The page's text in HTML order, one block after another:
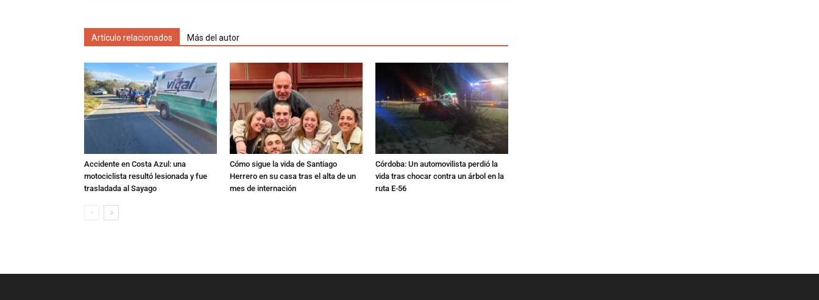
Artículo relacionados Más del autor
Accidente en Costa Azul: una
motociclista resultó lesionada y fue
trasladada al Sayago
Cómo sigue la vida de Santiago
Herrero en su casa tras el alta de un
mes de internación
Córdoba: Un automovilista perdió la
vida tras chocar contra un árbol en la
ruta E-56